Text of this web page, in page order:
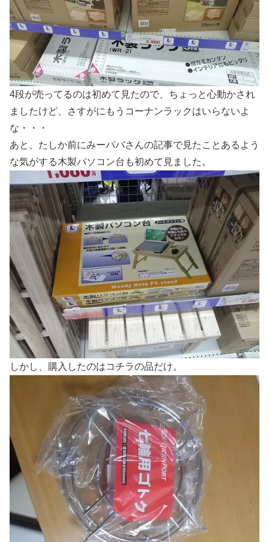
4段が売ってるのは初めて見たので、ちょっと心動かされ
ましたけど、さすがにもうコーナンラックはいらないよ
な・・・
あと、たしか前にみーパパさんの記事で見たことあるよう
な気がする木製パソコン台も初めて見ました。
しかし、購入したのはコチラの品だけ。